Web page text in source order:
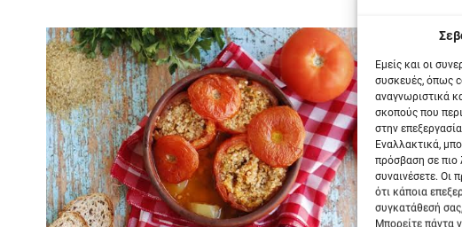
Εμείς και οι
συσκευές, όπως
αναγνωριστικά
σκοπούς που
στην
Εναλλακτικά,
πρόσβαση σε πιο
συναινέσετε. Οι
ότι κάποια
συγκατάθεσή
Μπορείτε πάντα